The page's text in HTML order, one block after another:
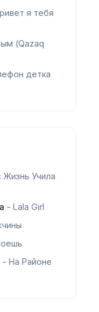
я тебя
(Qazaq
детка
Жизнь Учила
- Lala Girl
- На Районе